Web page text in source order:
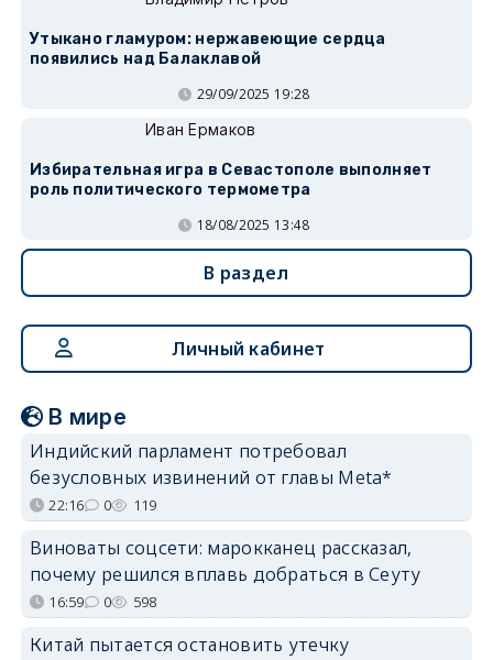
Утыкано гламуром: нержавеющие сердца
появились над Балаклавой
29/09/2025 19:28
Иван Ермаков
Избирательная игра в Севастополе выполняет
роль политического термометра
18/08/2025 13:48
В раздел
Личный кабинет
В мире
Индийский парламент потребовал
безусловных извинений от главы Meta*
22:16 0 119
Виноваты соцсети: марокканец рассказал,
почему решился вплавь добраться в Сеуту
16:59 0 598
Китай пытается остановить утечку